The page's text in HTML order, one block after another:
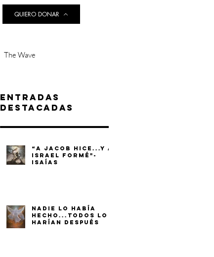
QUIERO DONAR
The Wave
Entradas
destacadas
“A JACOB HICE...Y A
ISRAEL FORMÉ"-
ISAÍAS
NADIE LO HABÍA
HECHO...TODOS LO
HARÍAN DESPUÉS